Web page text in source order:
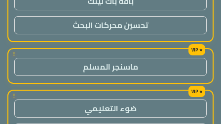
تحسين محركات البحث
!
ماسنجر المسلم
!
ضوء التعليمي